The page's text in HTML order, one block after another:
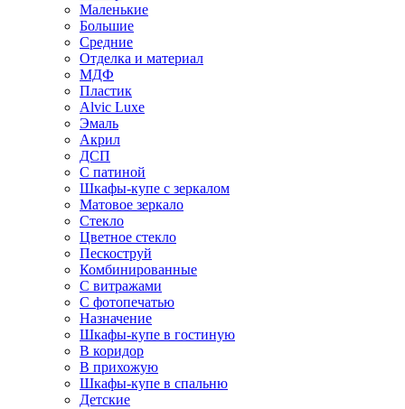
Маленькие
Большие
Средние
Отделка и материал
МДФ
Пластик
Alvic Luxe
Эмаль
Акрил
ДСП
С патиной
Шкафы-купе с зеркалом
Матовое зеркало
Стекло
Цветное стекло
Пескоструй
Комбинированные
С витражами
С фотопечатью
Назначение
Шкафы-купе в гостиную
В коридор
В прихожую
Шкафы-купе в спальню
Детские